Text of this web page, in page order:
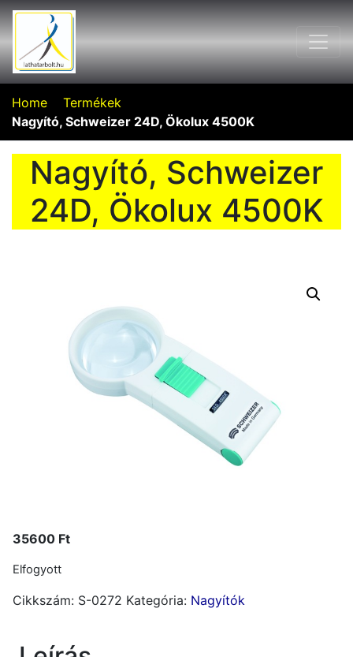
Home
Termékek
Nagyító, Schweizer 24D, Ökolux 4500K
Nagyító, Schweizer
24D, Ökolux 4500K
35600 Ft
Elfogyott
Cikkszám: S-0272 Kategória: Nagyítók